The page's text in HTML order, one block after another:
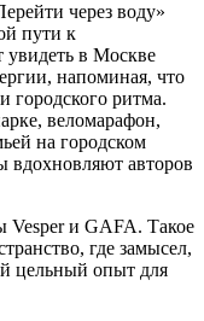
через воду»
пути к
увидеть в Москве
напоминая, что
городского ритма.
веломарафон,
на городском
вдохновляют авторов
Vesper и GAFA. Такое
где замысел,
цельный опыт для